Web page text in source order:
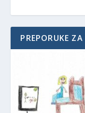
PREPORUKE